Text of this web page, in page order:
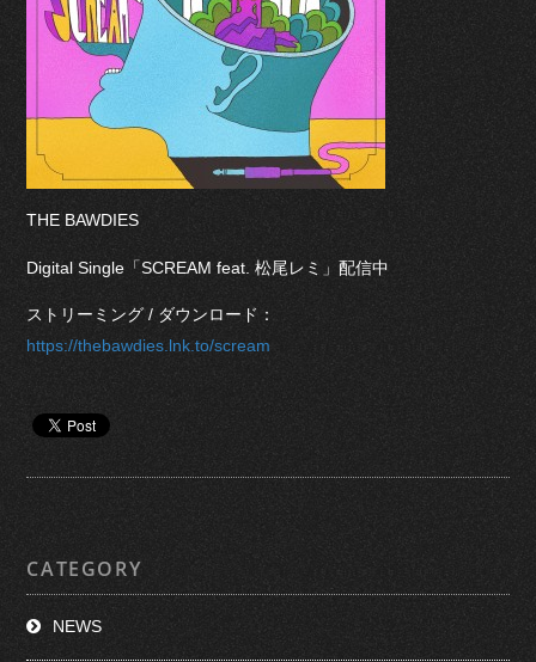
THE BAWDIES
Digital Single「SCREAM feat. 松尾レミ」配信中
ストリーミング / ダウンロード：
https://thebawdies.lnk.to/scream
CATEGORY
NEWS